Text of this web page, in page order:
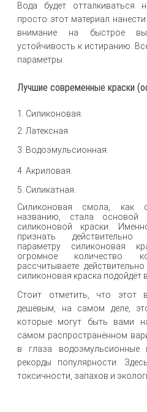
Вода будет отталкиваться
просто этот материал
внимание на быстрое
устойчивость к истиранию.
параметры.
Лучшие современные краски
1. Силиконовая.
2. Латексная.
3. Водоэмульсионная.
4. Акриловая.
5. Силикатная.
Силиконовая смола, как
названию, стала основой
силиконовой краски.
признать
параметру силиконовая
огромное количество
рассчитываете
силиконовая краска подойдёт
Стоит отметить, что этот
дешёвым, на самом деле,
которые могут быть вами
самом распространённом
в глаза
рекорды популярности.
токсичности, запахов и